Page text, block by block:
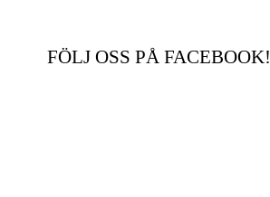
FÖLJ OSS PÅ FACEBOOK!